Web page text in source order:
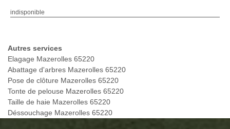
indisponible
Autres services
Elagage Mazerolles 65220
Abattage d'arbres Mazerolles 65220
Pose de clôture Mazerolles 65220
Tonte de pelouse Mazerolles 65220
Taille de haie Mazerolles 65220
Déssouchage Mazerolles 65220